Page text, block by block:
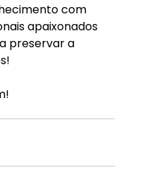
com
apaixonados
preservar a